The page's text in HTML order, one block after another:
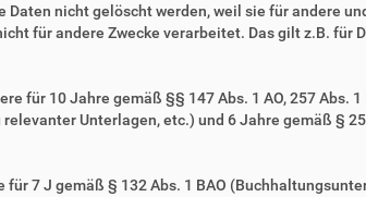
nicht gelöscht werden, weil sie für andere
für andere Zwecke verarbeitet. Das gilt z.B. für
10 Jahre gemäß §§ 147 Abs. 1 AO, 257 Abs. 1
Unterlagen, etc.) und 6 Jahre gemäß §
7 J gemäß § 132 Abs. 1 BAO